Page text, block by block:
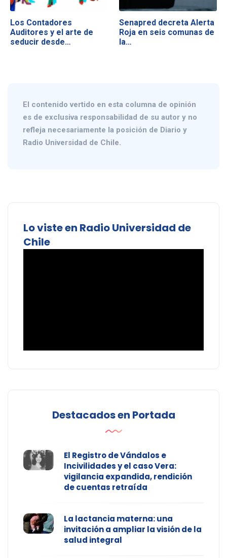
Los Contadores
Auditores y el arte de
seducir desde…
Senapred decreta Alerta
Roja en seis comunas de
la…
El contenido vertido en esta columna de opinión
es de exclusiva responsabilidad de su autor y no
refleja necesariamente la posición de Diario y
Radio Universidad de Chile.
Lo viste en Radio Universidad de
Chile
Destacados en Portada
El Registro de Vándalos e
Incivilidades y el caso Vera:
vigilancia expandida, rendición
de cuentas retraída
La lactancia materna: una
invitación a ampliar la visión de la
salud integral